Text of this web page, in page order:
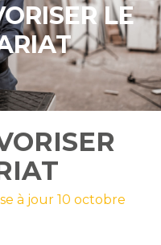
LE
à jour 10 octobre